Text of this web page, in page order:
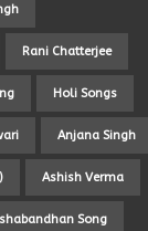
Rani Chatterjee
Holi Songs
Anjana Singh
Ashish Verma
Song